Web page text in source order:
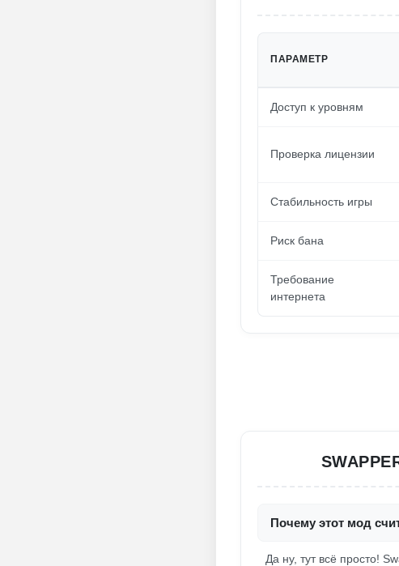
ПАРАМЕТР
Доступ к уровням
Проверка лицензии
Стабильность игры
Риск бана
Требование
интернета
Почему этот мод
Да ну, тут всё просто!